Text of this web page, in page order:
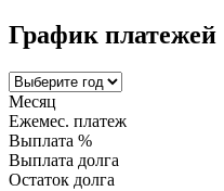
График платежей
Месяц
Ежемес. платеж
Выплата %
Выплата долга
Остаток долга